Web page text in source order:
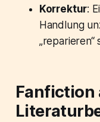
Korrektur:
Handlung
„reparieren“
Fanfiction